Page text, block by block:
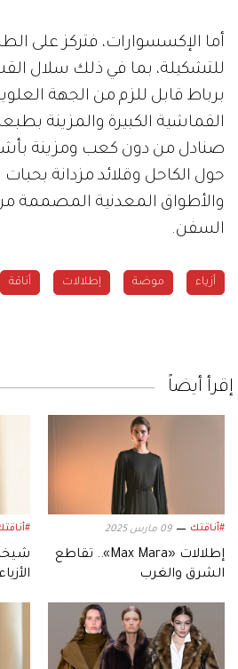
أما الإكسسوارات، فتركز على
للتشكيلة، بما في ذلك سلال
برباط قابل للزم من الجهة
القماشية الكبيرة والمزينة
صنادل من دون كعب ومزينة
حول الكاحل وقلائد مزدانة بحبات
والأطواق المعدنية المصممة
السفن.
أزياء موضة إطلالات أناقة
إقرأ أيضاً
#أناقتك 09 مارس 2025
إطلالات «Max Mara».. تقاطع
الشرق والغرب